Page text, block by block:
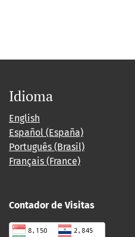
Idioma
English
Español (España)
Português (Brasil)
Français (France)
Contador de Visitas